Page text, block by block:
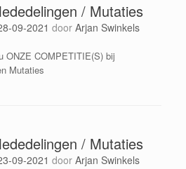
/ Mutaties
09-2021 door Arjan Swinkels
ONZE COMPETITIE(S) bij
Mutaties
/ Mutaties
09-2021 door Arjan Swinkels